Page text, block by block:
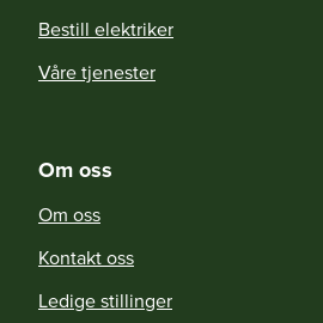
Bestill elektriker
Våre tjenester
Om oss
Om oss
Kontakt oss
Ledige stillinger